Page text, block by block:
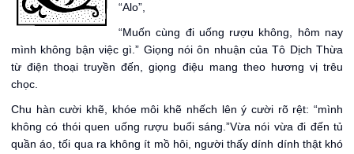
“Alo”,
“Muốn cùng đi uống rượu không, hôm nay
mình không bận việc gì.” Giọng nói ôn nhuận của Tô Dịch Thừa
từ điện thoại truyền đến, giọng điệu mang theo hương vị trêu
chọc.
Chu hàn cười khẽ, khóe môi khẽ nhếch lên ý cười rõ rệt: “mình
không có thói quen uống rượu buổi sáng.”Vừa nói vừa đi đến tủ
quần áo, tối qua ra không ít mồ hôi, người thấy dính dính thật khó